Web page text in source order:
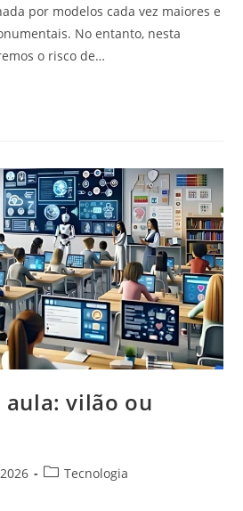
por modelos cada vez maiores e
No entanto, nesta
o risco de…
aula: vilão ou
Tecnologia